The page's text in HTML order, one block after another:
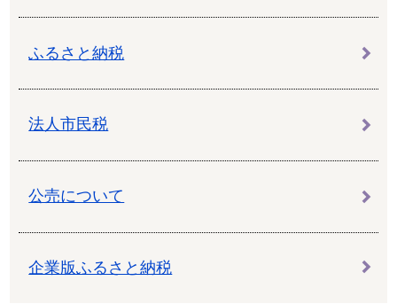
ふるさと納税
法人市民税
公売について
企業版ふるさと納税